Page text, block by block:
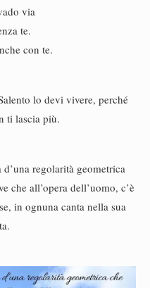
via
te.
con te.
lo devi vivere, perché
ti lascia più.
regolarità geometrica
che all’opera dell’uomo, c’è
in ognuna canta nella sua